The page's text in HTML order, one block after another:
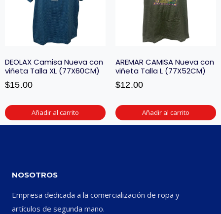
DEOLAX Camisa Nueva con
viñeta Talla XL (77X60CM)
$15.00
Añadir al carrito
AREMAR CAMISA Nueva con
viñeta Talla L (77X52CM)
$12.00
Añadir al carrito
NOSOTROS
Empresa dedicada a la comercialización de ropa y
artículos de segunda mano.